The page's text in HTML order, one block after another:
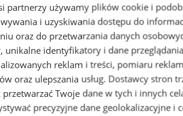
partnerzy używamy plików cookie i
i uzyskiwania dostępu do
oraz do przetwarzania danych
unikalne identyfikatory i dane
reklam i treści, pomiaru
oraz ulepszania usług. Dostawcy stron
przetwarzać Twoje dane w tych i innych
precyzyjne dane geolokalizacyjne i